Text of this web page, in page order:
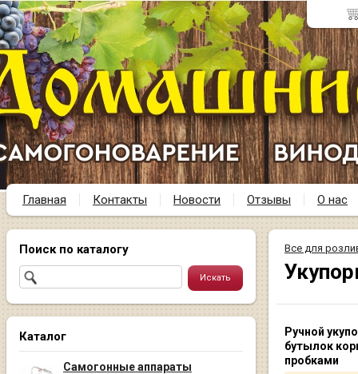
Главная Контакты Новости Отзывы О нас
Поиск по каталогу
Каталог
Самогонные аппараты
Все для
Ручной
бутылок
пробками